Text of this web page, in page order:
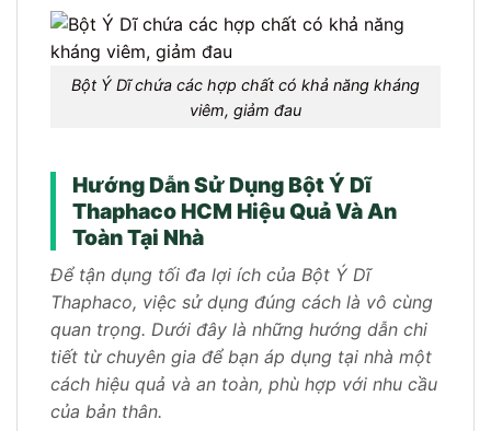
Bột Ý Dĩ chứa các hợp chất có khả năng kháng
viêm, giảm đau
Hướng Dẫn Sử Dụng Bột Ý Dĩ
Thaphaco HCM Hiệu Quả Và An
Toàn Tại Nhà
Để tận dụng tối đa lợi ích của Bột Ý Dĩ
Thaphaco, việc sử dụng đúng cách là vô cùng
quan trọng. Dưới đây là những hướng dẫn chi
tiết từ chuyên gia để bạn áp dụng tại nhà một
cách hiệu quả và an toàn, phù hợp với nhu cầu
của bản thân.